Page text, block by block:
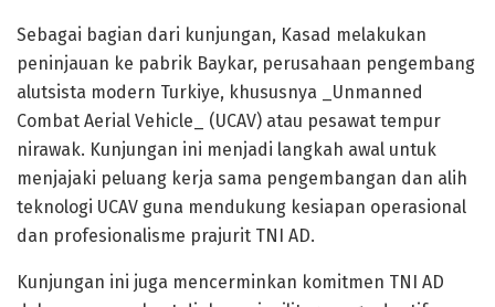
Sebagai bagian dari kunjungan, Kasad melakukan
peninjauan ke pabrik Baykar, perusahaan pengembang
alutsista modern Turkiye, khususnya _Unmanned
Combat Aerial Vehicle_ (UCAV) atau pesawat tempur
nirawak. Kunjungan ini menjadi langkah awal untuk
menjajaki peluang kerja sama pengembangan dan alih
teknologi UCAV guna mendukung kesiapan operasional
dan profesionalisme prajurit TNI AD.
Kunjungan ini juga mencerminkan komitmen TNI AD